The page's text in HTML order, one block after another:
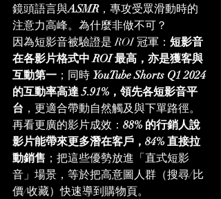
鏡頭語言與ASMR，專攻受眾滑動時的
注意力高峰。為什麼非做不可？
因為短影音被驗證是 ROI 冠軍： 短影音
在各影片格式中 ROI 最高，亦是獲客與
互動第一 ；同時 YouTube Shorts Q1 2024
的互動率高達 5.91%，領先各短影音平
台 ，更適合帶動自然觸及與下單路徑。
再看更廣的影片成效： 88% 的行銷人說
影片能帶來更多潛在客戶，84% 直接拉
動銷售 ；把這些優勢放進「直式短影
音」場景，等於把高意圖人群（搜尋/比
價/收藏）快速導到購物頁。